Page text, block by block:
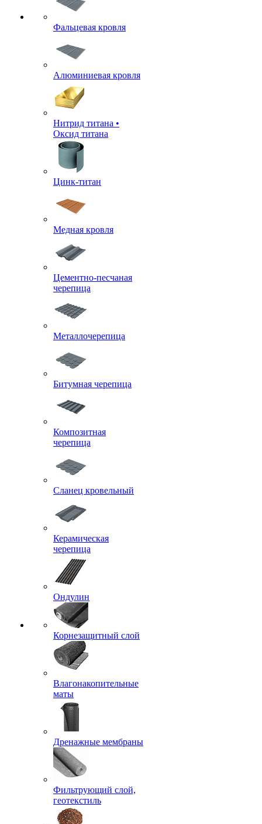
Фальцевая кровля
Алюминиевая кровля
Нитрид титана •
Оксид титана
Цинк-титан
Медная кровля
Цементно-песчаная
черепица
Металлочерепица
Битумная черепица
Композитная
черепица
Сланец кровельный
Керамическая
черепица
Ондулин
Корнезащитный слой
Влагонакопительные
маты
Дренажные мембраны
Фильтрующий слой,
геотекстиль